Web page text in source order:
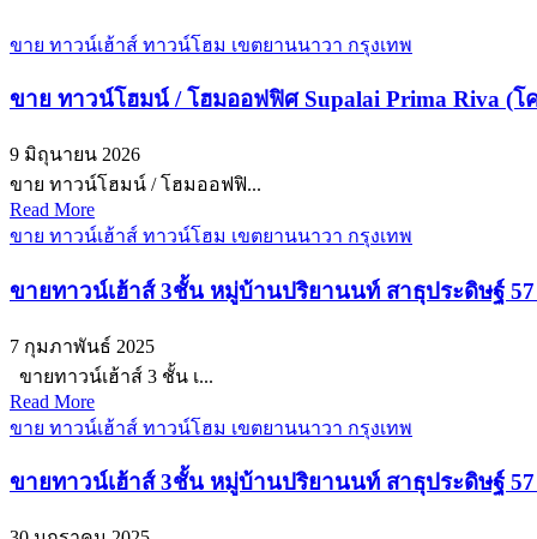
ขาย ทาวน์เฮ้าส์ ทาวน์โฮม เขตยานนาวา กรุงเทพ
ขาย ทาวน์โฮมน์ / โฮมออฟฟิศ Supalai Prima Riva (โ
9 มิถุนายน 2026
ขาย ทาวน์โฮมน์ / โฮมออฟฟิ...
Read More
ขาย ทาวน์เฮ้าส์ ทาวน์โฮม เขตยานนาวา กรุงเทพ
ขายทาวน์เฮ้าส์ 3ชั้น หมู่บ้านปริยานนท์ สาธุประดิษฐ์ 57
7 กุมภาพันธ์ 2025
ขายทาวน์เฮ้าส์ 3 ชั้น เ...
Read More
ขาย ทาวน์เฮ้าส์ ทาวน์โฮม เขตยานนาวา กรุงเทพ
ขายทาวน์เฮ้าส์ 3ชั้น หมู่บ้านปริยานนท์ สาธุประดิษฐ์ 57